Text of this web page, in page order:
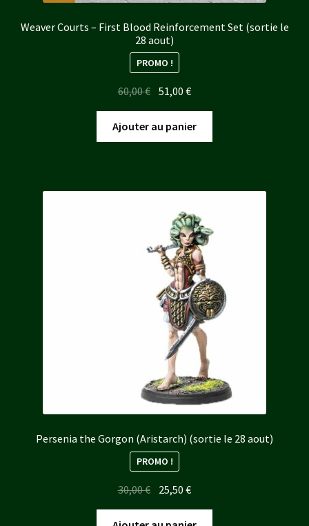
Weaver Courts – First Blood Reinforcement Set (sortie le
28 aout)
PROMO !
60,00€ Le
initial
était :
51,00€Le
actuel
est :
Ajouter au panier
Persenia the Gorgon (Aristarch) (sortie le 28 aout)
PROMO !
30,00€ Le
prix
25,50€Le
prix